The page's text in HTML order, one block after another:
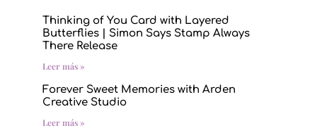
Thinking of You Card with Layered
Butterflies | Simon Says Stamp Always
There Release
Leer más »
Forever Sweet Memories with Arden
Creative Studio
Leer más »